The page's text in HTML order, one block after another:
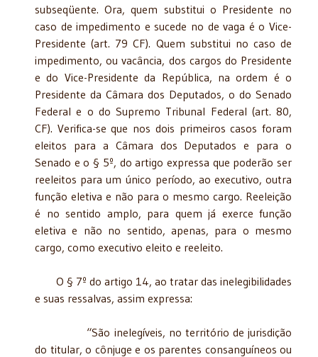
subseqüente. Ora, quem substitui o Presidente no
caso de impedimento e sucede no de vaga é o Vice-
Presidente (art. 79 CF). Quem substitui no caso de
impedimento, ou vacância, dos cargos do Presidente
e do Vice-Presidente da República, na ordem é o
Presidente da Câmara dos Deputados, o do Senado
Federal e o do Supremo Tribunal Federal (art. 80,
CF). Verifica-se que nos dois primeiros casos foram
eleitos para a Câmara dos Deputados e para o
Senado e o § 5º, do artigo expressa que poderão ser
reeleitos para um único período, ao executivo, outra
função eletiva e não para o mesmo cargo. Reeleição
é no sentido amplo, para quem já exerce função
eletiva e não no sentido, apenas, para o mesmo
cargo, como executivo eleito e reeleito.
O § 7º do artigo 14, ao tratar das inelegibilidades
e suas ressalvas, assim expressa:
“São inelegíveis, no território de jurisdição
do titular, o cônjuge e os parentes consanguíneos ou